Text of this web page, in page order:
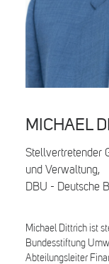
MICHAEL
Stellvertretender
und Verwaltung,
DBU - Deutsche
Michael Dittrich ist
Bundesstiftung
Abteilungsleiter